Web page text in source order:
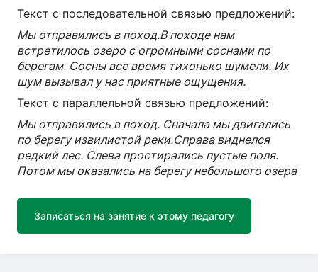
Текст с последовательной связью предложений:
Мы отправились в поход.В походе нам
встретилось озеро с огромными соснами по
берегам. Сосны все время тихонько шумели. Их
шум вызывал у нас приятные ощущения.
Текст с параллельной связью предложений:
Мы отправились в поход. Сначала мы двигались
по берегу извилистой реки.Справа виднелся
редкий лес. Слева простирались пустые поля.
Потом мы оказались на берегу небольшого озера
Записаться на занятие к этому педагогу